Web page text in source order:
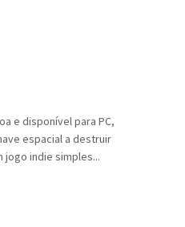
e disponível para PC,
espacial a destruir
jogo indie simples...